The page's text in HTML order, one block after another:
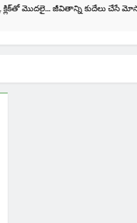
మొదలై… జీవితాన్ని కుదేలు చేసే మోసాలు..!!